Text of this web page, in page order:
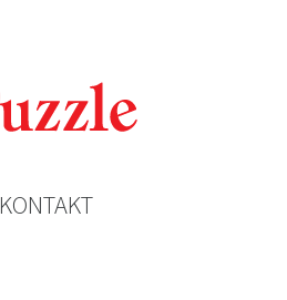
KONTAKT